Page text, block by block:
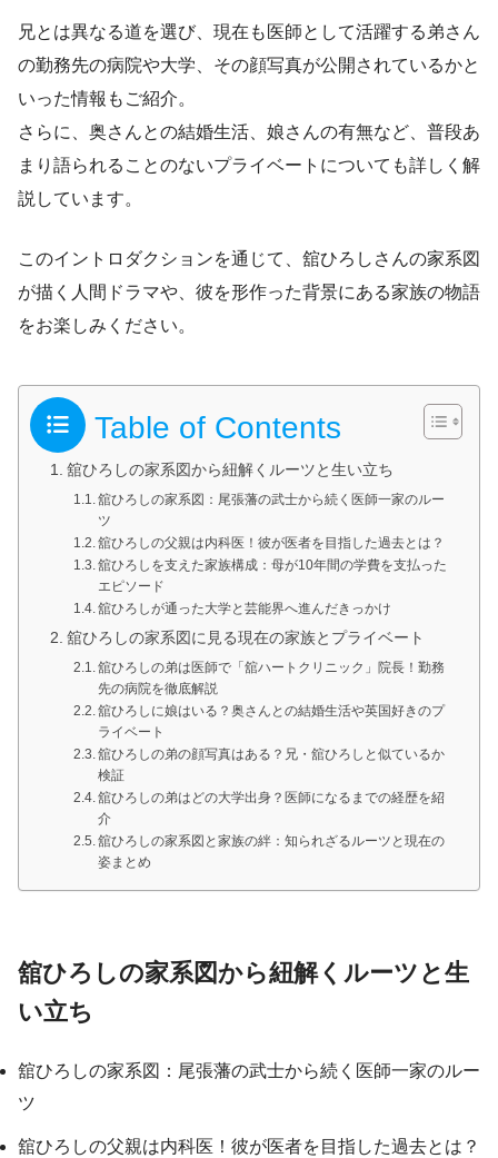
兄とは異なる道を選び、現在も医師として活躍する弟さん
の勤務先の病院や大学、その顔写真が公開されているかと
いった情報もご紹介。
さらに、奥さんとの結婚生活、娘さんの有無など、普段あ
まり語られることのないプライベートについても詳しく解
説しています。
このイントロダクションを通じて、舘ひろしさんの家系図
が描く人間ドラマや、彼を形作った背景にある家族の物語
をお楽しみください。
Table of Contents
舘ひろしの家系図から紐解くルーツと生い立ち
舘ひろしの家系図：尾張藩の武士から続く医師一家のルー
ツ
舘ひろしの父親は内科医！彼が医者を目指した過去とは？
舘ひろしを支えた家族構成：母が10年間の学費を支払った
エピソード
舘ひろしが通った大学と芸能界へ進んだきっかけ
舘ひろしの家系図に見る現在の家族とプライベート
舘ひろしの弟は医師で「舘ハートクリニック」院長！勤務
先の病院を徹底解説
舘ひろしに娘はいる？奥さんとの結婚生活や英国好きのプ
ライベート
舘ひろしの弟の顔写真はある？兄・舘ひろしと似ているか
検証
舘ひろしの弟はどの大学出身？医師になるまでの経歴を紹
介
舘ひろしの家系図と家族の絆：知られざるルーツと現在の
姿まとめ
舘ひろしの家系図から紐解くルーツと生
い立ち
舘ひろしの家系図：尾張藩の武士から続く医師一家のルー
ツ
舘ひろしの父親は内科医！彼が医者を目指した過去とは？